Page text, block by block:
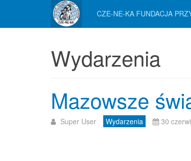
CZE-NE-KA FUNDACJA
Wydarzenia
Mazowsze
Super User Wydarzenia 30